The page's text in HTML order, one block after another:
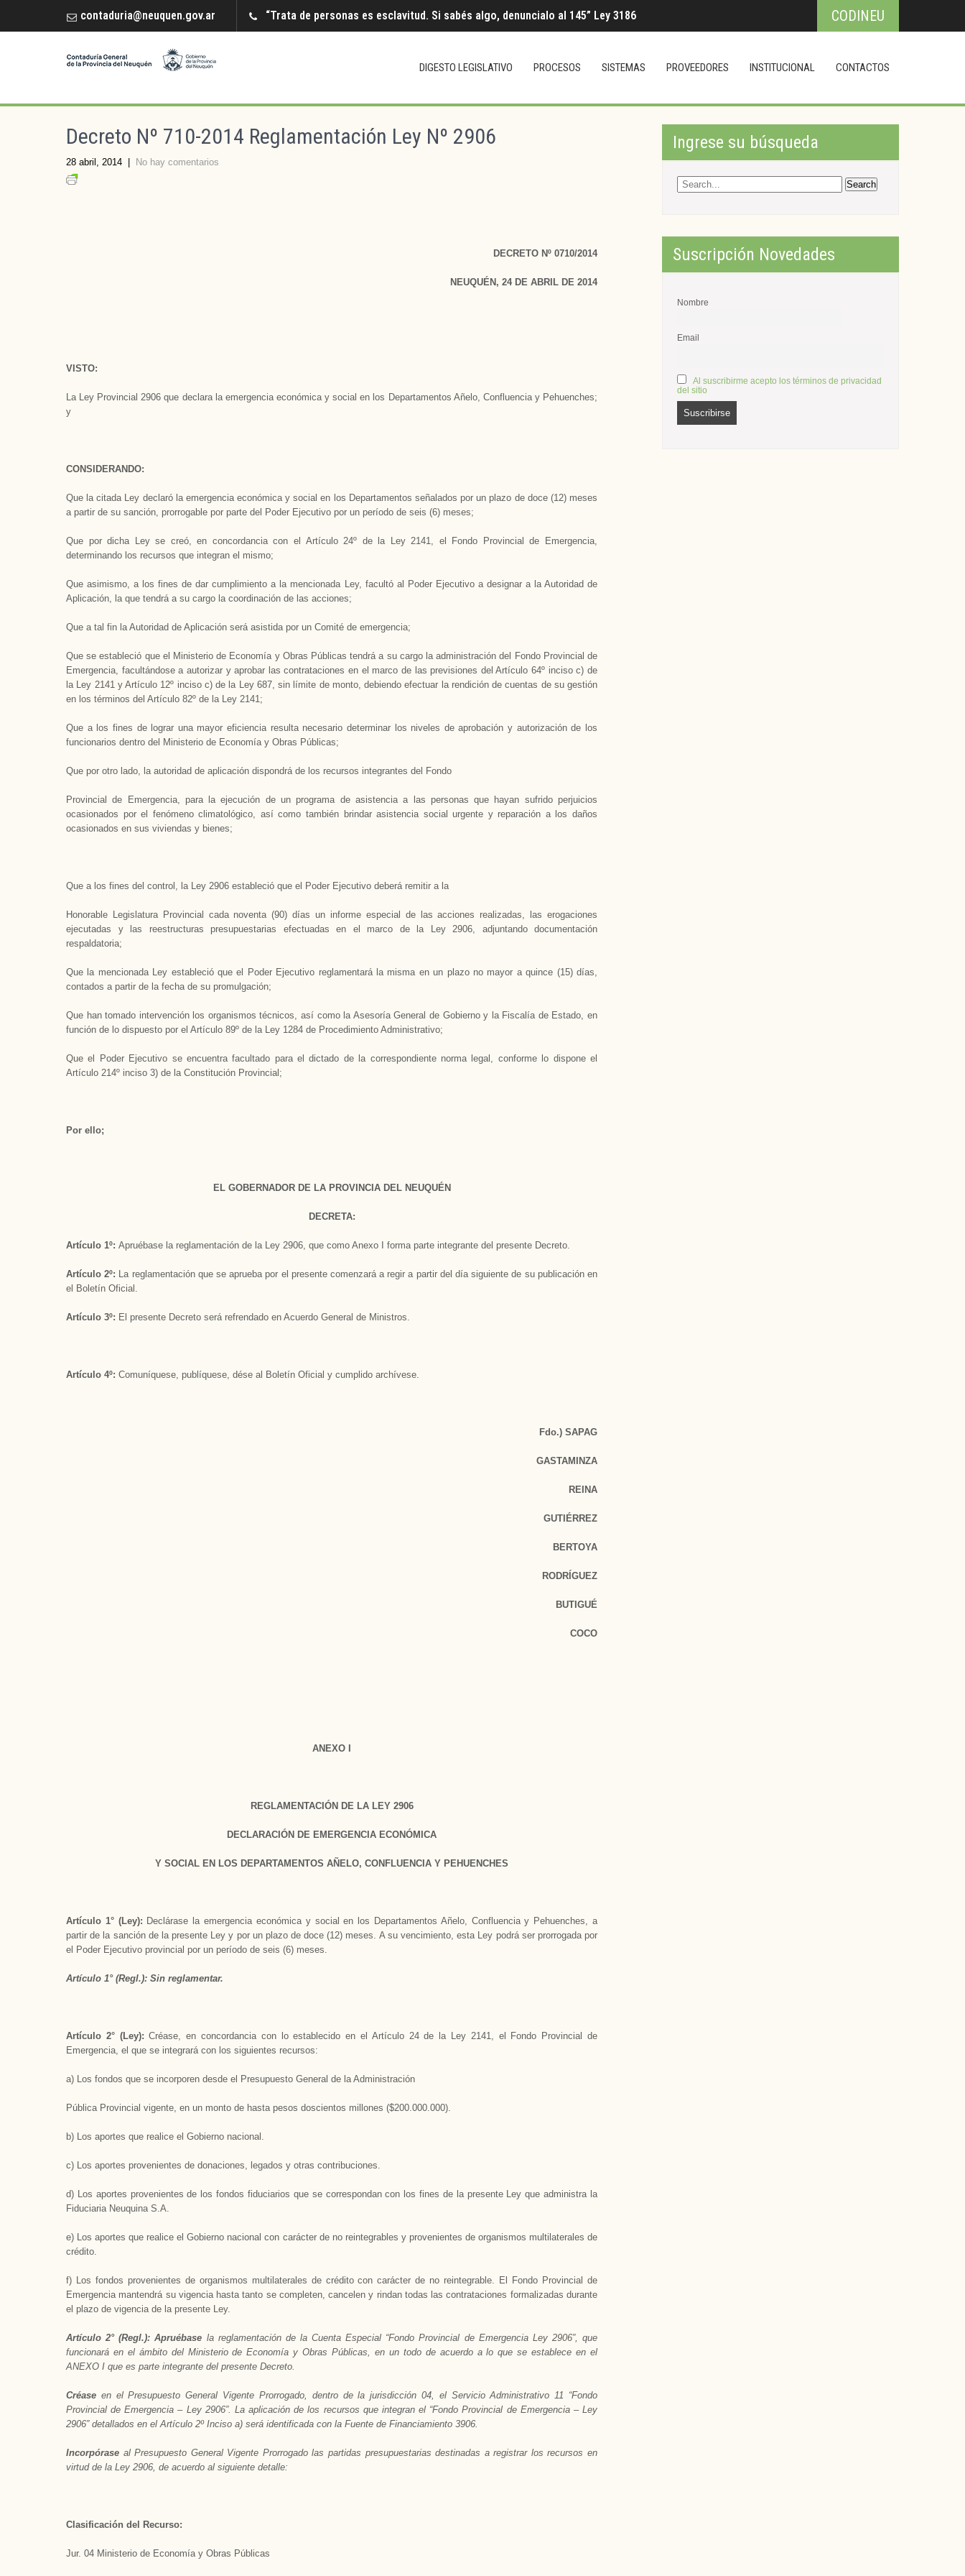
contaduria@neuquen.gov.ar “Trata de personas es esclavitud. Si sabés algo, denuncialo al 145” Ley 3186 CODINEU
DIGESTO LEGISLATIVO PROCESOS SISTEMAS PROVEEDORES INSTITUCIONAL CONTACTOS
Decreto Nº 710-2014 Reglamentación Ley Nº 2906
28 abril, 2014 No hay comentarios
DECRETO Nº 0710/2014
NEUQUÉN, 24 DE ABRIL DE 2014
VISTO:
La Ley Provincial 2906 que declara la emergencia económica y social en los Departamentos Añelo, Confluencia y Pehuenches;
y
CONSIDERANDO:
Que la citada Ley declaró la emergencia económica y social en los Departamentos señalados por un plazo de doce (12) meses
a partir de su sanción, prorrogable por parte del Poder Ejecutivo por un período de seis (6) meses;
Que por dicha Ley se creó, en concordancia con el Artículo 24º de la Ley 2141, el Fondo Provincial de Emergencia,
determinando los recursos que integran el mismo;
Que asimismo, a los fines de dar cumplimiento a la mencionada Ley, facultó al Poder Ejecutivo a designar a la Autoridad de
Aplicación, la que tendrá a su cargo la coordinación de las acciones;
Que a tal fin la Autoridad de Aplicación será asistida por un Comité de emergencia;
Que se estableció que el Ministerio de Economía y Obras Públicas tendrá a su cargo la administración del Fondo Provincial de
Emergencia, facultándose a autorizar y aprobar las contrataciones en el marco de las previsiones del Artículo 64º inciso c) de
la Ley 2141 y Artículo 12º inciso c) de la Ley 687, sin límite de monto, debiendo efectuar la rendición de cuentas de su gestión
en los términos del Artículo 82º de la Ley 2141;
Que a los fines de lograr una mayor eficiencia resulta necesario determinar los niveles de aprobación y autorización de los
funcionarios dentro del Ministerio de Economía y Obras Públicas;
Que por otro lado, la autoridad de aplicación dispondrá de los recursos integrantes del Fondo
Provincial de Emergencia, para la ejecución de un programa de asistencia a las personas que hayan sufrido perjuicios
ocasionados por el fenómeno climatológico, así como también brindar asistencia social urgente y reparación a los daños
ocasionados en sus viviendas y bienes;
Que a los fines del control, la Ley 2906 estableció que el Poder Ejecutivo deberá remitir a la
Honorable Legislatura Provincial cada noventa (90) días un informe especial de las acciones realizadas, las erogaciones
ejecutadas y las reestructuras presupuestarias efectuadas en el marco de la Ley 2906, adjuntando documentación
respaldatoria;
Que la mencionada Ley estableció que el Poder Ejecutivo reglamentará la misma en un plazo no mayor a quince (15) días,
contados a partir de la fecha de su promulgación;
Que han tomado intervención los organismos técnicos, así como la Asesoría General de Gobierno y la Fiscalía de Estado, en
función de lo dispuesto por el Artículo 89º de la Ley 1284 de Procedimiento Administrativo;
Que el Poder Ejecutivo se encuentra facultado para el dictado de la correspondiente norma legal, conforme lo dispone el
Artículo 214º inciso 3) de la Constitución Provincial;
Por ello;
EL GOBERNADOR DE LA PROVINCIA DEL NEUQUÉN
DECRETA:
Artículo 1º: Apruébase la reglamentación de la Ley 2906, que como Anexo I forma parte integrante del presente Decreto.
Artículo 2º: La reglamentación que se aprueba por el presente comenzará a regir a partir del día siguiente de su publicación en
el Boletín Oficial.
Artículo 3º: El presente Decreto será refrendado en Acuerdo General de Ministros.
Artículo 4º: Comuníquese, publíquese, dése al Boletín Oficial y cumplido archívese.
Fdo.) SAPAG
GASTAMINZA
REINA
GUTIÉRREZ
BERTOYA
RODRÍGUEZ
BUTIGUÉ
COCO
ANEXO I
REGLAMENTACIÓN DE LA LEY 2906
DECLARACIÓN DE EMERGENCIA ECONÓMICA
Y SOCIAL EN LOS DEPARTAMENTOS AÑELO, CONFLUENCIA Y PEHUENCHES
Artículo 1° (Ley): Declárase la emergencia económica y social en los Departamentos Añelo, Confluencia y Pehuenches, a
partir de la sanción de la presente Ley y por un plazo de doce (12) meses. A su vencimiento, esta Ley podrá ser prorrogada por
el Poder Ejecutivo provincial por un período de seis (6) meses.
Artículo 1° (Regl.): Sin reglamentar.
Artículo 2° (Ley):Créase, en concordancia con lo establecido en el Artículo 24 de la Ley 2141, el Fondo Provincial de
Emergencia, el que se integrará con los siguientes recursos:
a) Los fondos que se incorporen desde el Presupuesto General de la Administración
Pública Provincial vigente, en un monto de hasta pesos doscientos millones ($200.000.000).
b) Los aportes que realice el Gobierno nacional.
c) Los aportes provenientes de donaciones, legados y otras contribuciones.
d) Los aportes provenientes de los fondos fiduciarios que se correspondan con los fines de la presente Ley que administra la
Fiduciaria Neuquina S.A.
e) Los aportes que realice el Gobierno nacional con carácter de no reintegrables y provenientes de organismos multilaterales de
crédito.
f) Los fondos provenientes de organismos multilaterales de crédito con carácter de no reintegrable. El Fondo Provincial de
Emergencia mantendrá su vigencia hasta tanto se completen, cancelen y rindan todas las contrataciones formalizadas durante
el plazo de vigencia de la presente Ley.
Artículo 2° (Regl.): Apruébase la reglamentación de la Cuenta Especial “Fondo Provincial de Emergencia Ley 2906”, que
funcionará en el ámbito del Ministerio de Economía y Obras Públicas, en un todo de acuerdo a lo que se establece en el
ANEXO I que es parte integrante del presente Decreto.
Créase en el Presupuesto General Vigente Prorrogado, dentro de la jurisdicción 04, el Servicio Administrativo 11 “Fondo
Provincial de Emergencia – Ley 2906”. La aplicación de los recursos que integran el “Fondo Provincial de Emergencia – Ley
2906” detallados en el Artículo 2º Inciso a) será identificada con la Fuente de Financiamiento 3906.
Incorpórase al Presupuesto General Vigente Prorrogado las partidas presupuestarias destinadas a registrar los recursos en
virtud de la Ley 2906, de acuerdo al siguiente detalle:
Clasificación del Recurso:
Jur. 04 Ministerio de Economía y Obras Públicas
Ingrese su búsqueda
Suscripción Novedades
Nombre
Email
Al suscribirme acepto los términos de privacidad
del sitio